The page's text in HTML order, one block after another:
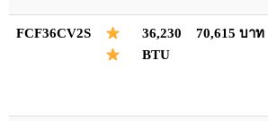
FCF36CV2S
36,230
BTU
70,615 บาท